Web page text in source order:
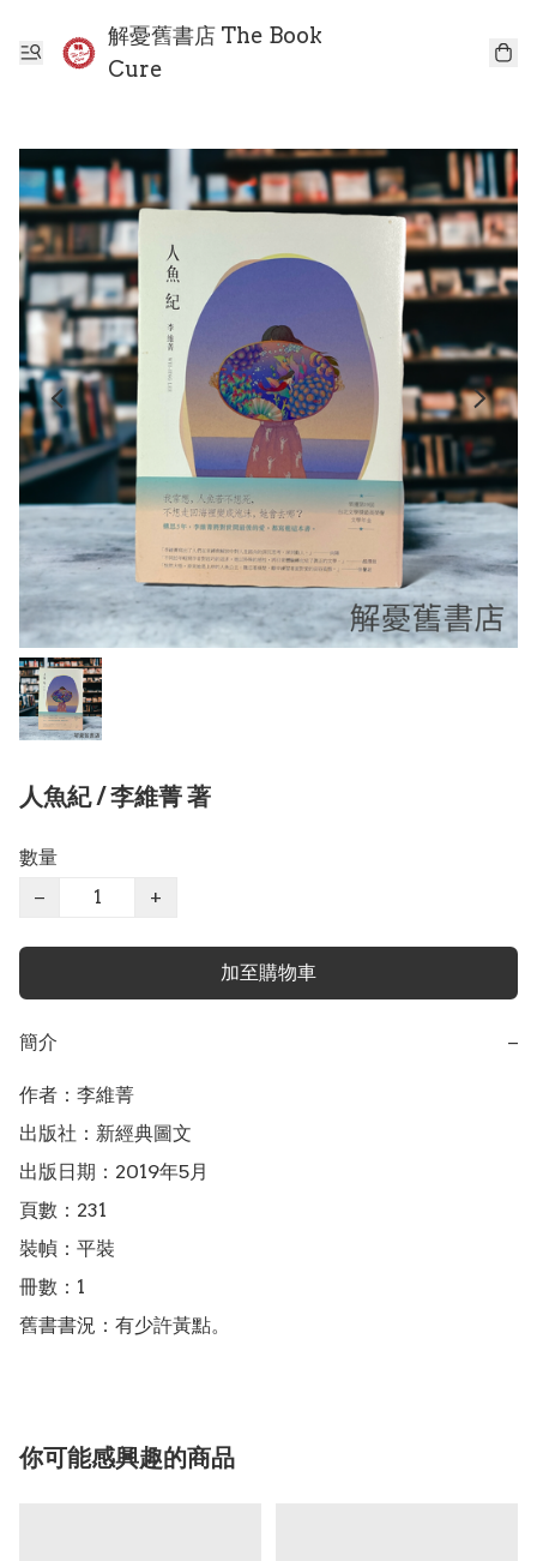
解憂舊書店 The Book
Cure
人魚紀 / 李維菁 著
數量
−
+
加至購物車
簡介 −
作者：李維菁
出版社：新經典圖文
出版日期：2019年5月
頁數：231
裝幀：平裝
冊數：1
舊書書況：有少許黃點。
你可能感興趣的商品